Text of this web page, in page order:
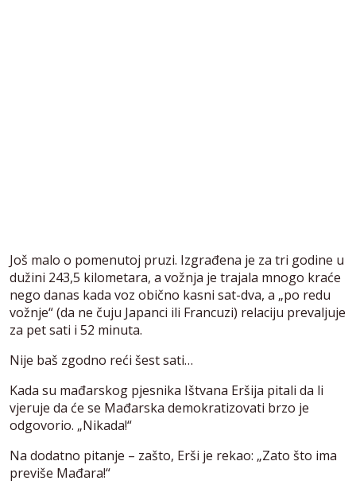
Još malo o pomenutoj pruzi. Izgrađena je za tri godine u
dužini 243,5 kilometara, a vožnja je trajala mnogo kraće
nego danas kada voz obično kasni sat-dva, a „po redu
vožnje“ (da ne čuju Japanci ili Francuzi) relaciju prevaljuje
za pet sati i 52 minuta.
Nije baš zgodno reći šest sati…
Kada su mađarskog pjesnika Ištvana Eršija pitali da li
vjeruje da će se Mađarska demokratizovati brzo je
odgovorio. „Nikada!“
Na dodatno pitanje – zašto, Erši je rekao: „Zato što ima
previše Mađara!“